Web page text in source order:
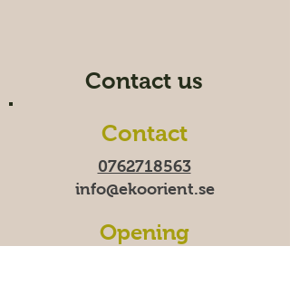
Contact us
Contact
0762718563
info@ekoorient.se
Opening